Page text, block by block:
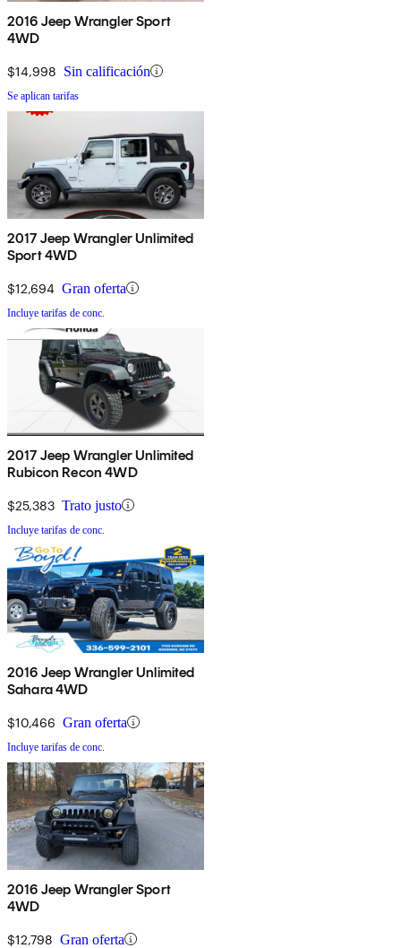
2016 Jeep Wrangler Sport
4WD
$14,998 Sin calificación
Se aplican tarifas
2017 Jeep Wrangler Unlimited
Sport 4WD
$12,694 Gran oferta
Incluye tarifas de conc.
2017 Jeep Wrangler Unlimited
Rubicon Recon 4WD
$25,383 Trato justo
Incluye tarifas de conc.
2016 Jeep Wrangler Unlimited
Sahara 4WD
$10,466 Gran oferta
Incluye tarifas de conc.
2016 Jeep Wrangler Sport
4WD
$12,798 Gran oferta